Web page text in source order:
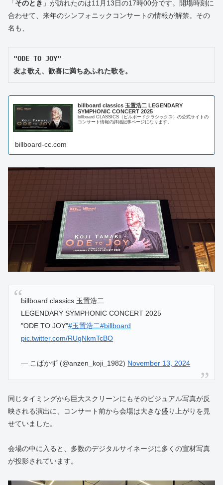
「そのとき 」が訪れたのは11月13日の17時00分です。開場時刻に
合わせて、来年のシンフォニックコンサートの情報が解禁。その
名も、
"ODE TO JOY"
友よ歌え、歓喜に満ちあふれた歌を。
billboard classics 玉置浩二 LEGENDARY
SYMPHONIC CONCERT 2025
billboard CLASSICS（ビルボードクラシックス）の公式サイトの
コンサート情報の詳細記事ページになります。
billboard-cc.com
billboard classics 玉置浩二
LEGENDARY SYMPHONIC CONCERT 2025
"ODE TO JOY"#玉置浩二#billboard
pic.twitter.com/RUgNkmTcBO
— こばかず (@anzen_koji_1982) November 13, 2024
同じタイミングから巨大スクリーンにもそのビジュアル写真が反
映される演出に、コンサート前から会場は大きな盛り上がりを見
せていました。
会場の中に入ると、多数のデジタルサイネージに多くの宣材写真
が投影されています。